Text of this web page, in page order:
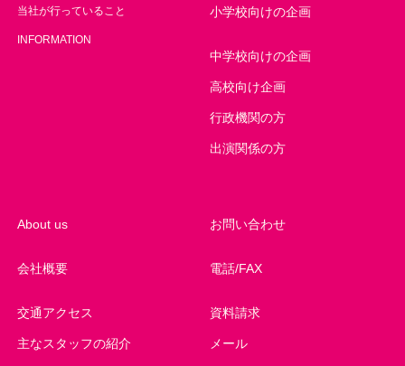
当社が行っていること
INFORMATION
小学校向けの企画
中学校向けの企画
高校向け企画
行政機関の方
出演関係の方
About us
会社概要
交通アクセス
主なスタッフの紹介
お問い合わせ
電話/FAX
資料請求
メール